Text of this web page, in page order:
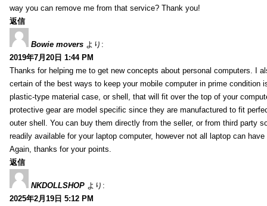
way you can remove me from that service? Thank you!
返信
Bowie movers より:
2019年7月20日 1:44 PM
Thanks for helping me to get new concepts about personal computers. I
certain of the best ways to keep your mobile computer in prime condition
plastic-type material case, or shell, that will fit over the top of your
protective gear are model specific since they are manufactured to fit
outer shell. You can buy them directly from the seller, or from third party
readily available for your laptop computer, however not all laptop can
Again, thanks for your points.
返信
NKDOLLSHOP より:
2025年2月19日 5:12 PM